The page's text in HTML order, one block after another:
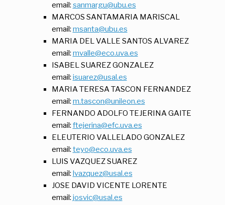
email: sanmargu@ubu.es
MARCOS SANTAMARIA MARISCAL
email: msanta@ubu.es
MARIA DEL VALLE SANTOS ALVAREZ
email: mvalle@eco.uva.es
ISABEL SUAREZ GONZALEZ
email: isuarez@usal.es
MARIA TERESA TASCON FERNANDEZ
email: m.tascon@unileon.es
FERNANDO ADOLFO TEJERINA GAITE
email: ftejerina@efc.uva.es
ELEUTERIO VALLELADO GONZALEZ
email: teyo@eco.uva.es
LUIS VAZQUEZ SUAREZ
email: lvazquez@usal.es
JOSE DAVID VICENTE LORENTE
email: josvic@usal.es